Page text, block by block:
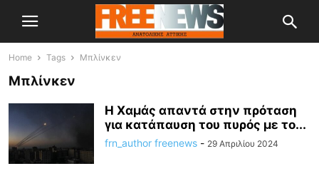
Home Tags Μπλίνκεν
Μπλίνκεν
Η Χαμάς απαντά στην πρόταση
για κατάπαυση του πυρός με το...
frn_author freenews - 29 Απριλίου 2024